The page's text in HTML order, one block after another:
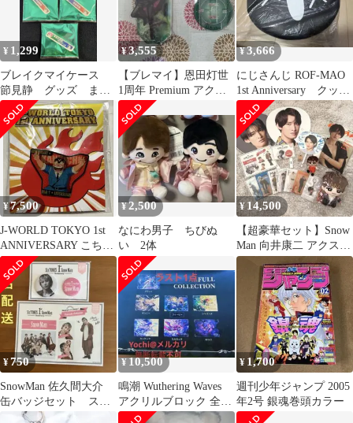
¥ 1,299
ブレイクマイケース
節見静 グッズ まと
め売り 5点
¥3,555
【ブレマイ】恩田灯世
1周年 Premium アクリ
ルスタンド
¥3,666
にじさんじ ROF-MAO
1st Anniversary クッシ
ョン ブラック
¥7,500
J-WORLD TOKYO 1st
ANNIVERSARY こち
亀 ピンバッチ
¥2,500
なにわ男子 ちびぬ
い 2体
¥ 14,500
【超豪華セット】Snow
Man 向井康二 アクスタ
ぬい うちわ 缶バッジ
¥750
SnowMan 佐久間大介
缶バッジセット ステ
ッカーセット
¥10,500
鳴潮 Wuthering Waves
アクリルブロック 全7
種
¥ 1,700
週刊少年ジャンプ 2005
年2号 銀魂巻頭カラー